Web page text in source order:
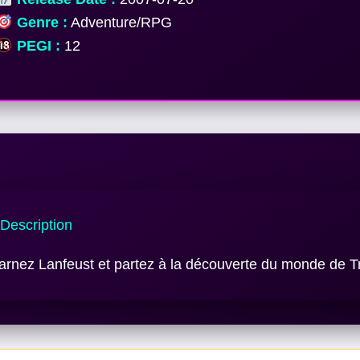
Genre : Adventure/RPG
PEGI : 12
Lanfeust et partez à la découverte du monde de